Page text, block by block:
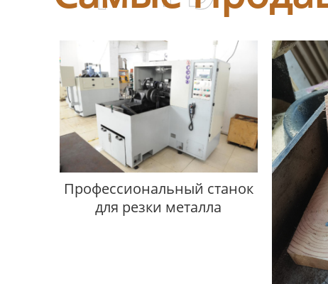
Профессиональный станок
для резки металла